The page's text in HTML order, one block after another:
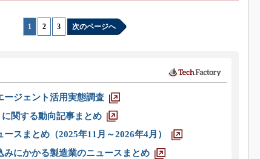
1 2 3 次のページへ
ージェント活用実態調査
関する動向記事まとめ
スまとめ（2025年11月～2026年4月）
にかかる製造業のニュースまとめ